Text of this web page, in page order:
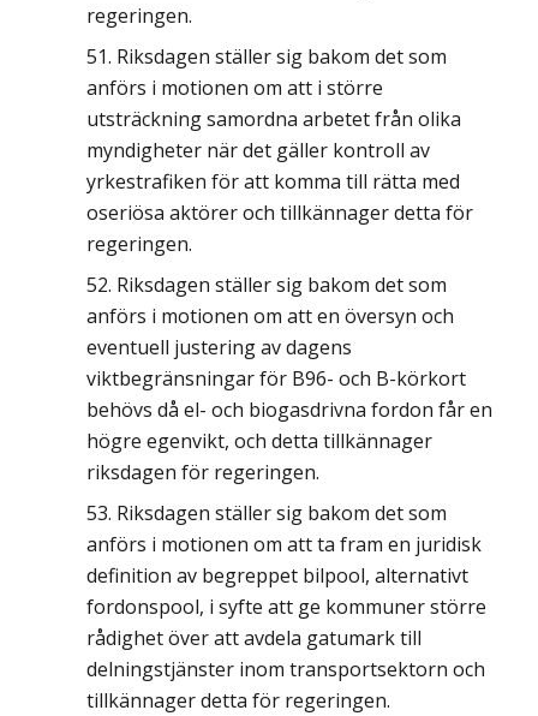
regeringen.
Riksdagen ställer sig bakom det som
anförs i motionen om att i större
utsträckning samordna arbetet från olika
myndigheter när det gäller kontroll av
yrkestrafiken för att komma till rätta med
oseriösa aktörer och tillkännager detta för
regeringen.
Riksdagen ställer sig bakom det som
anförs i motionen om att en översyn och
eventuell justering av dagens
viktbegränsningar för B96- och B-körkort
behövs då el- och biogasdrivna fordon får en
högre egenvikt, och detta tillkännager
riksdagen för regeringen.
Riksdagen ställer sig bakom det som
anförs i motionen om att ta fram en juridisk
definition av begreppet bilpool, alternativt
fordonspool, i syfte att ge kommuner större
rådighet över att avdela gatumark till
delningstjänster inom transportsektorn och
tillkännager detta för regeringen.